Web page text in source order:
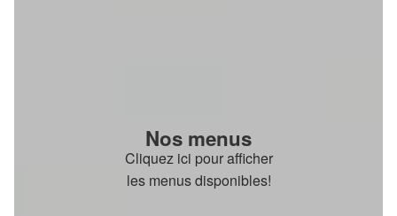
Nos menus
Cliquez ici pour afficher
les menus disponibles!